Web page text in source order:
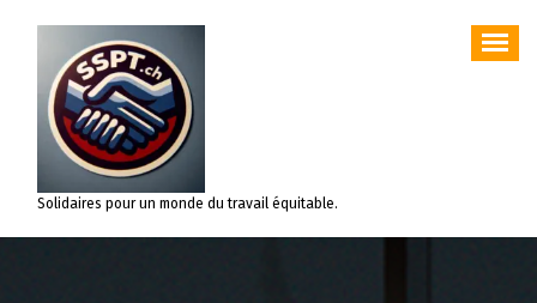
contenu
Solidaires pour un monde du travail équitable.